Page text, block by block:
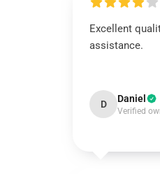
Excellent
assistance.
D Daniel
Verified